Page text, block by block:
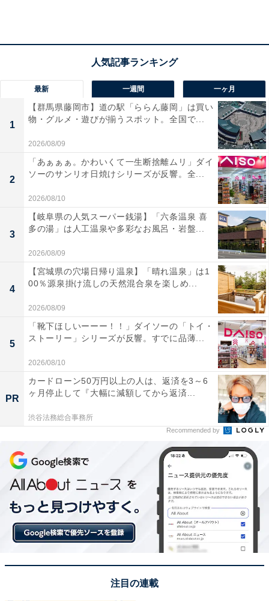
とはいえ、違反事案を少なくするために各社が取り組み
を強化していかなければいけない。これに関連し、今年
1月、「
労働時間の適正な把握のために使用者が講ずべき措置に
関するガイドライン
」が公表されている。長時間労働対策として、経営者、
企業の人事総務担当者にとってきわめて重要なものであ
り、きちんと把握しておく必要がある。
また、労働者としても自分の身を守るために確認してお
くことも大切だ。ガイドラインの内容ついては人事労務
コンサルタントの小岩和男氏がAll Aboutの『
ご存じですか？労働時間把握のガイドライン
』で解説し
ているのでこちらを確認しておきたい。
最新 一週間 一ヶ月
1
【群馬県藤岡市】道の駅「ららん藤岡」は買い
物・グルメ・遊びが揃うスポット。全国で...
2026/08/09
2
「あぁぁぁ。かわいくて一生断捨離ムリ」ダイ
ソーのサンリオ日焼けシリーズが反響。全...
2026/08/10
3
【岐阜県の人気スーパー銭湯】「六条温泉 喜
多の湯」は人工温泉や多彩なお風呂・岩盤...
2026/08/09
4
【宮城県の穴場日帰り温泉】「晴れ温泉」は1
00％源泉掛け流しの天然混合泉を楽しめ...
2026/08/09
5
「靴下ほしいーーー！！」ダイソーの「トイ・
ストーリー」シリーズが反響。すでに品薄...
2026/08/10
PR
カードローン50万円以上の人は、返済を3～6
ヶ月停止して『大幅に減額してから返済...
渋谷法務総合事務所
Recommended by
注目の連載